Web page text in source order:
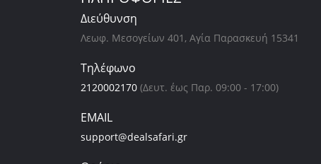
Διεύθυνση
Λεωφ. Μεσογείων 401, Αγία Παρασκευή 15341
Τηλέφωνο
2120002170 (Δευτ. έως Παρ. 09:00 - 17:00)
EMAIL
support@dealsafari.gr